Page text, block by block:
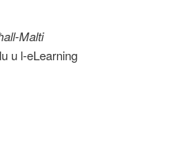
Malti
u l-eLearning